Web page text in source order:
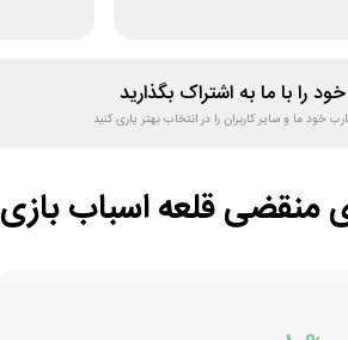
را با ما به اشتراک بگذارید
خود ما و سایر کاربران را در انتخاب بهتر یاری کنید
منقضیقلعه اسباب بازی